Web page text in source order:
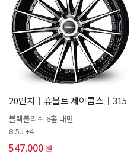
20인치│휴볼트 제이콥스│315
블랙폴리쉬 6홀 대만
8.5J +4
547,000 원